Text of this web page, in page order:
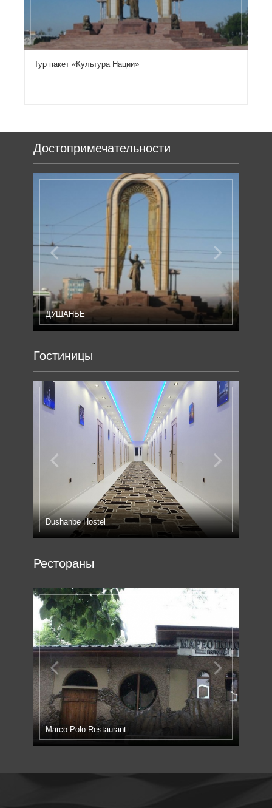
Тур пакет «Культура Нации»
Достопримечательности
ДУШАНБЕ
Next
Гостиницы
Dushanbe Hostel
Previous
Рестораны
Marco Polo Restaurant
Previous Next